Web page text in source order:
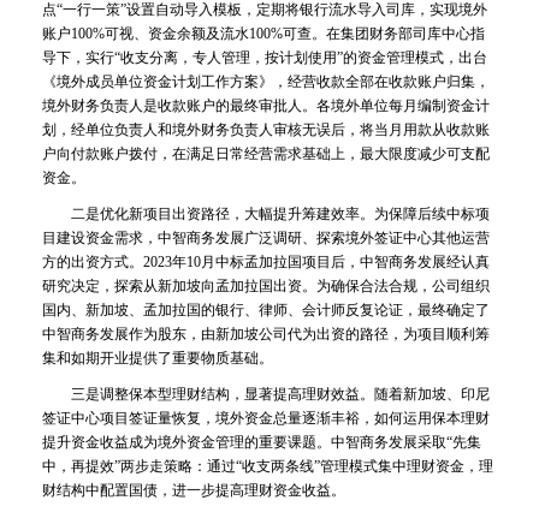
点“一行一策”设置自动导入模板，定期将银行流水导入司库，实现境外
账户100%可视、资金余额及流水100%可查。在集团财务部司库中心指
导下，实行“收支分离，专人管理，按计划使用”的资金管理模式，出台
《境外成员单位资金计划工作方案》，经营收款全部在收款账户归集，
境外财务负责人是收款账户的最终审批人。各境外单位每月编制资金计
划，经单位负责人和境外财务负责人审核无误后，将当月用款从收款账
户向付款账户拨付，在满足日常经营需求基础上，最大限度减少可支配
资金。
二是优化新项目出资路径，大幅提升筹建效率。为保障后续中标项
目建设资金需求，中智商务发展广泛调研、探索境外签证中心其他运营
方的出资方式。2023年10月中标孟加拉国项目后，中智商务发展经认真
研究决定，探索从新加坡向孟加拉国出资。为确保合法合规，公司组织
国内、新加坡、孟加拉国的银行、律师、会计师反复论证，最终确定了
中智商务发展作为股东，由新加坡公司代为出资的路径，为项目顺利筹
集和如期开业提供了重要物质基础。
三是调整保本型理财结构，显著提高理财效益。随着新加坡、印尼
签证中心项目签证量恢复，境外资金总量逐渐丰裕，如何运用保本理财
提升资金收益成为境外资金管理的重要课题。中智商务发展采取“先集
中，再提效”两步走策略：通过“收支两条线”管理模式集中理财资金，理
财结构中配置国债，进一步提高理财资金收益。